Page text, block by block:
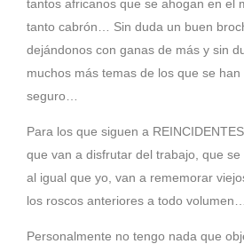
tantos africanos que se ahogan en el
tanto cabrón… Sin duda un buen
dejándonos con ganas de más y sin
muchos más temas de los que se
seguro…
Para los que siguen a
que van a disfrutar del trabajo, que
al igual que yo, van a rememorar
los roscos anteriores a todo volumen…
Personalmente no tengo nada que